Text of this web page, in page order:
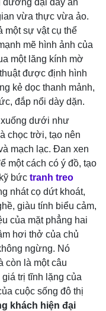
đương đại đầy ấn
vừa thực vừa ảo.
một sự vật cụ thể
mẽ hình ảnh của
một lăng kính mờ
được định hình
kẻ dọc thanh mảnh,
đắp nổi dày dặn.
dưới như
chọc trời, tạo nên
mạch lạc. Đan xen
một cách có ý đồ, tạo
bức tranh treo
nhát cọ dứt khoát,
giàu tính biểu cảm,
của mặt phẳng hai
hơi thở của chủ
ngừng. Nó
còn là một câu
trị tĩnh lặng của
cuộc sống đô thị
khách hiện đại